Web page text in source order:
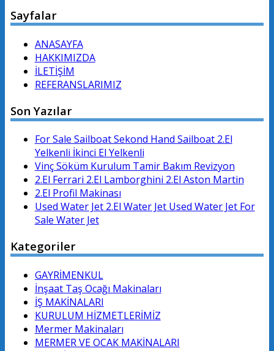
Sayfalar
ANASAYFA
HAKKIMIZDA
İLETİŞİM
REFERANSLARIMIZ
Son Yazılar
For Sale Sailboat Sekond Hand Sailboat 2.El
Yelkenli İkinci El Yelkenli
Vinç Söküm Kurulum Tamir Bakım Revizyon
2.El Ferrari 2.El Lamborghini 2.El Aston Martin
2.El Profil Makinası
Used Water Jet 2.El Water Jet Used Water Jet For
Sale Water Jet
Kategoriler
GAYRİMENKUL
İnşaat Taş Ocağı Makinaları
İŞ MAKİNALARI
KURULUM HİZMETLERİMİZ
Mermer Makinaları
MERMER VE OCAK MAKİNALARI